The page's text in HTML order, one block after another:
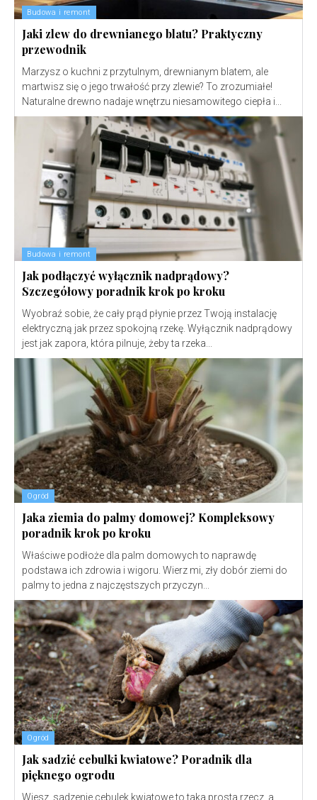
Budowa i remont
Jaki zlew do drewnianego blatu? Praktyczny
przewodnik
Marzysz o kuchni z przytulnym, drewnianym blatem, ale
martwisz się o jego trwałość przy zlewie? To zrozumiałe!
Naturalne drewno nadaje wnętrzu niesamowitego ciepła i...
Budowa i remont
Jak podłączyć wyłącznik nadprądowy?
Szczegółowy poradnik krok po kroku
Wyobraź sobie, że cały prąd płynie przez Twoją instalację
elektryczną jak przez spokojną rzekę. Wyłącznik nadprądowy
jest jak zapora, która pilnuje, żeby ta rzeka...
Ogród
Jaka ziemia do palmy domowej? Kompleksowy
poradnik krok po kroku
Właściwe podłoże dla palm domowych to naprawdę
podstawa ich zdrowia i wigoru. Wierz mi, zły dobór ziemi do
palmy to jedna z najczęstszych przyczyn...
Ogród
Jak sadzić cebulki kwiatowe? Poradnik dla
pięknego ogrodu
Wiesz, sadzenie cebulek kwiatowe to taka prosta rzecz, a